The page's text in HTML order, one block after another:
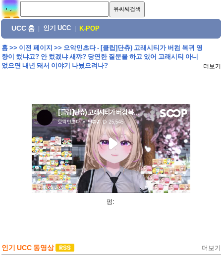
UCC 홈 인기 UCC K-POP
홈>> 이전 페이지 >> 으악민초다 - [클립]단츄) 고래시티가 버컴 복귀 영
향이 컸냐고? 안 컸겠냐 새꺄? 당연한 질문을 하고 있어 고래시티 아니
었으면 내년 돼서 이야기 나눴으려나?
더보기
펌:
인기 UCC 동영상 더보기